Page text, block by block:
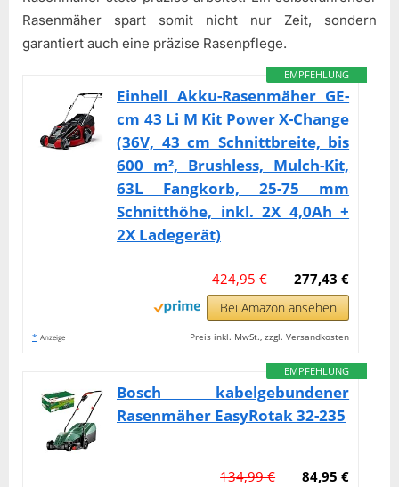
Rasenmäher spart somit nicht nur Zeit, sondern
garantiert auch eine präzise Rasenpflege.
EMPFEHLUNG
Einhell Akku-Rasenmäher GE-
cm 43 Li M Kit Power X-Change
(36V, 43 cm Schnittbreite, bis
600 m², Brushless, Mulch-Kit,
63L Fangkorb, 25-75 mm
Schnitthöhe, inkl. 2X 4,0Ah +
2X Ladegerät)
277,43 €
424,95 €
Bei Amazon ansehen
* Anzeige Preis inkl. MwSt., zzgl. Versandkosten
EMPFEHLUNG
Bosch kabelgebundener
Rasenmäher EasyRotak 32-235
84,95 €
134,99 €